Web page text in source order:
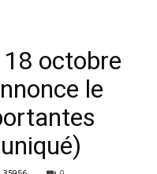
octobre
le